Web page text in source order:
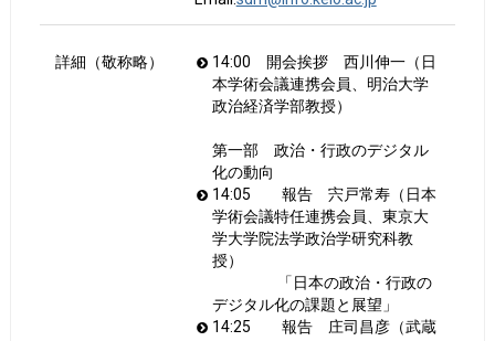
詳細（敬称略）
14:00 開会挨拶 西川伸一（日
本学術会議連携会員、明治大学
政治経済学部教授）
第一部 政治・行政のデジタル
化の動向
14:05 報告 宍戸常寿（日本
学術会議特任連携会員、東京大
学大学院法学政治学研究科教
授）
「日本の政治・行政の
デジタル化の課題と展望」
14:25 報告 庄司昌彦（武蔵